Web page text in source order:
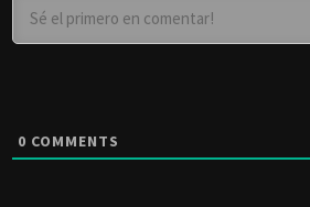
0 COMMENTS